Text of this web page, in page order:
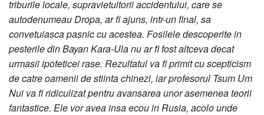
triburile locale, supravietuitorii accidentului, care se
autodenumeau Dropa, ar fi ajuns, intr-un final, sa
convetuiasca pasnic cu acestea. Fosilele descoperite in
pesterile din Bayan Kara-Ula nu ar fi fost altceva decat
urmasii ipoteticei rase. Rezultatul va fi primit cu scepticism
de catre oamenii de stiinta chinezi, iar profesorul Tsum Um
Nui va fi ridiculizat pentru avansarea unor asemenea teorii
fantastice. Ele vor avea insa ecou in Rusia, acolo unde